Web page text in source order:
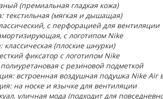
(премиальная гладкая кожа)
текстильная (мягкая и дышащая)
с перфорацией для вентиляции
с логотипом Nike
классическая (плоские шнурки)
фиксатор с логотипом Nike
с резиновой подметкой
встроенная воздушная подушка Nike Air
на носке и язычке для вентиляции
уличная мода (подходит для